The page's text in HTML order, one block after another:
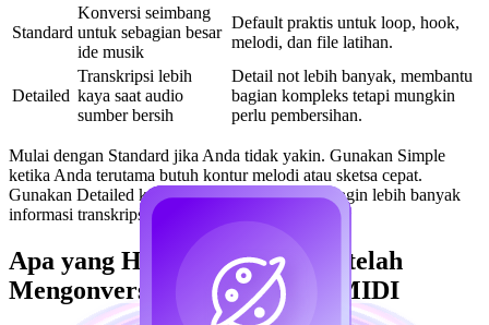
Standard
Konversi seimbang
untuk sebagian besar
ide musik
Default praktis untuk loop, hook,
melodi, dan file latihan.
Detailed
Transkripsi lebih
kaya saat audio
sumber bersih
Detail not lebih banyak, membantu
bagian kompleks tetapi mungkin
perlu pembersihan.
Mulai dengan Standard jika Anda tidak yakin. Gunakan Simple
ketika Anda terutama butuh kontur melodi atau sketsa cepat.
Gunakan Detailed ketika audio jelas dan Anda ingin lebih banyak
informasi transkripsi untuk diedit setelahnya.
Apa yang Harus Dilakukan Setelah
Mengonversi Audio Menjadi MIDI